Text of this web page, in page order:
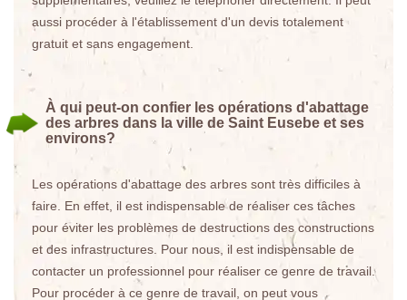
aussi procéder à l'établissement d'un devis totalement
gratuit et sans engagement.
À qui peut-on confier les opérations d'abattage
des arbres dans la ville de Saint Eusebe et ses
environs?
Les opérations d'abattage des arbres sont très difficiles à
faire. En effet, il est indispensable de réaliser ces tâches
pour éviter les problèmes de destructions des constructions
et des infrastructures. Pour nous, il est indispensable de
contacter un professionnel pour réaliser ce genre de travail.
Pour procéder à ce genre de travail, on peut vous